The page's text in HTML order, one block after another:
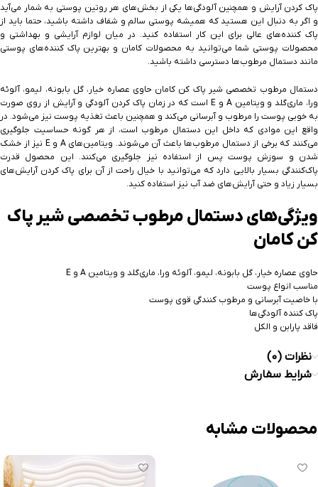
پاک کردن آرایش و همچنین آلودگی‌ها یکی از بخش‌های هر روتین پوستی به شمار می‌آید
و اگر به دنبال این هستید که همیشه پوستی سالم و شفاف داشته باشید، حتما باید از
پاک کننده‌های عالی برای این کار استفاده کنید. در میان لوازم آرایشی و بهداشتی و
محصولات پوستی شما می‌توانید به محصولات کامان و بهترین پاک کننده‌های پوستی
مانند دستمال مرطوب‌ها دسترسی داشته باشید.
دستمال مرطوب تخصصی شیر پاک کن کامان حاوی عصاره خیار، گل بابونه، لیمو، آلوئه
ورا، ماری‌گلد و ویتامین A و E است که در زمان پاک کردن آلودگی و آرایش از روی صورت
به خوبی پوست را مرطوب و آبرسانی می‌کند و همچنین باعث تغذیه پوست نیز می‌شود. در
واقع این موادی که داخل این دستمال مرطوب است، از هر گونه حساسیت جلوگیری
می‌کنند که برخی از دستمال مرطوب‌ها باعث آن می‌شوند. ویتامین‌های A و E نیز از خشک
شدن و سوزش پوست پس از استفاده نیز جلوگیری می‌کنند. این محصول قدرت
پاک‌کنندگی بسیار بالایی دارد که می‌توانید با خیال راحت از آن برای پاک کردن آرایش‌های
بسیار زیاد و حتی آرایش‌های ضد آب نیز استفاده کنید.
ویژگی‌های دستمال مرطوب تخصصی شیر پاک
کن کامان
حاوی عصاره خیار، گل بابونه، لیمو، آلوئه ورا، ماری‌گلد و ویتامین A و E
مناسب انواع پوست
با خاصیت آبرسانی و مرطوب کنندگی قوی پوست
پاک کننده آلودگی‌ها
فاقد پارابن و الکل
نظرات (0)
شرایط سفارش
محصولات مشابه